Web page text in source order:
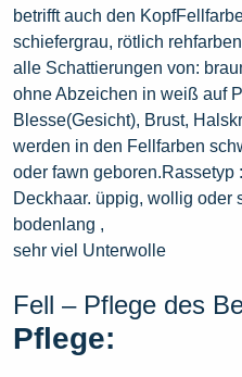
betrifft auch den
schiefergrau, rötlich
alle Schattierungen von:
ohne Abzeichen in weiß auf
Blesse(Gesicht), Brust,
werden in den Fellfarben
oder fawn geboren.Rassetyp
Deckhaar. üppig, wollig oder
bodenlang ,
sehr viel Unterwolle
Fell – Pflege des
Pflege: